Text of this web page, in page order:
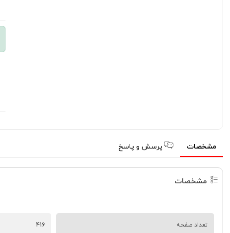
مشخصات پرسش و پاسخ
مشخصات
تعداد صفحه 416